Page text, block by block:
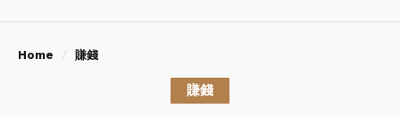
Home 賺錢
賺錢